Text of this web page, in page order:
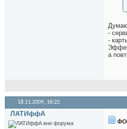
-
-
а
18.11.2009, 16:22
ЛАТИффА